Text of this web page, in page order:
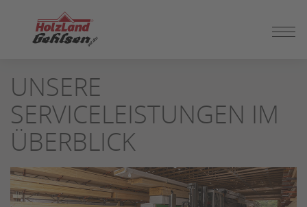
SEITENINHALT
SPRINGEN
UNSERE
SERVICELEISTUNGEN IM
ÜBERBLICK